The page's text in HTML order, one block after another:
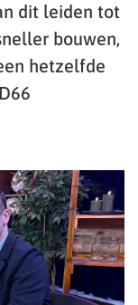
dit leiden tot
bouwen,
hetzelfde